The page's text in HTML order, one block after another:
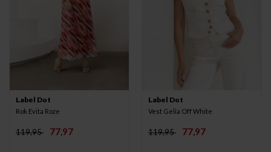
Label Dot
Rok Evita Roze
119,95 77,97
Label Dot
Vest Gelia Off White
119,95 77,97